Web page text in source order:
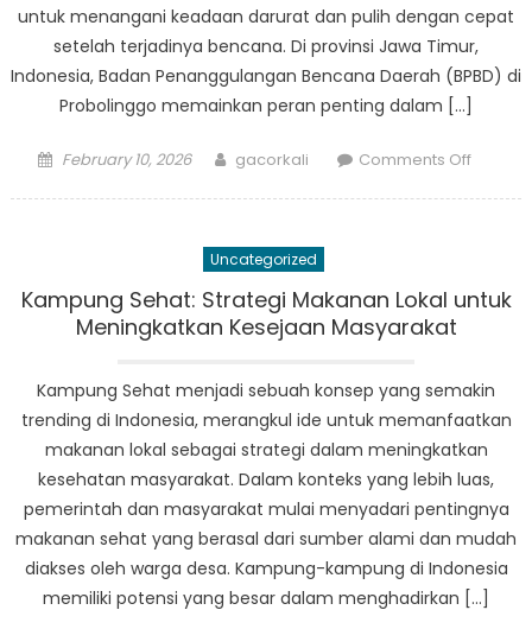
untuk menangani keadaan darurat dan pulih dengan cepat
setelah terjadinya bencana. Di provinsi Jawa Timur,
Indonesia, Badan Penanggulangan Bencana Daerah (BPBD) di
Probolinggo memainkan peran penting dalam […]
Posted
February 10, 2026 Author
gacorkali Comments Offon
Uncategorized
Kampung Sehat: Strategi Makanan Lokal untuk
Meningkatkan Kesejaan Masyarakat
Kampung Sehat menjadi sebuah konsep yang semakin
trending di Indonesia, merangkul ide untuk memanfaatkan
makanan lokal sebagai strategi dalam meningkatkan
kesehatan masyarakat. Dalam konteks yang lebih luas,
pemerintah dan masyarakat mulai menyadari pentingnya
makanan sehat yang berasal dari sumber alami dan mudah
diakses oleh warga desa. Kampung-kampung di Indonesia
memiliki potensi yang besar dalam menghadirkan […]